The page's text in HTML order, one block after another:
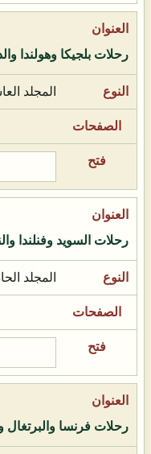
رحلات بلجيكا وهولندا
المجلد
رحلات السويد وفنلندا
المجلد
رحلات فرنسا والبرتغال